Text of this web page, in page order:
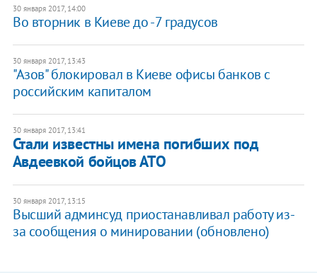
30 января 2017, 14:00
Во вторник в Киеве до -7 градусов
30 января 2017, 13:43
"Азов" блокировал в Киеве офисы банков с
российским капиталом
30 января 2017, 13:41
Стали известны имена погибших под
Авдеевкой бойцов АТО
30 января 2017, 13:15
Высший админсуд приостанавливал работу из-
за сообщения о минировании (обновлено)